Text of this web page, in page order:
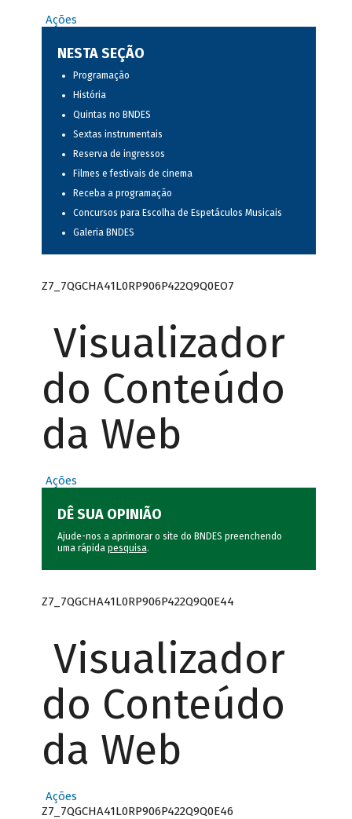
Ações
NESTA SEÇÃO
Programação
História
Quintas no BNDES
Sextas instrumentais
Reserva de ingressos
Filmes e festivais de cinema
Receba a programação
Concursos para Escolha de Espetáculos Musicais
Galeria BNDES
Z7_7QGCHA41L0RP906P422Q9Q0EO7
Visualizador
do Conteúdo
da Web
Ações
DÊ SUA OPINIÃO
Ajude-nos a aprimorar o site do BNDES preenchendo
uma rápida pesquisa.
Z7_7QGCHA41L0RP906P422Q9Q0E44
Visualizador
do Conteúdo
da Web
Ações
Z7_7QGCHA41L0RP906P422Q9Q0E46